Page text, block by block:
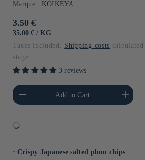
Marque : KOIKEYA
Usual
price
3.50 €
UNIT
35.00 € / BY
KG
Taxes included. Shipping costs
stage.
3 reviews
amount of Default
Title
Add to Cart
Increase the amount
Title
⋅ Crispy Japanese salted plum chips